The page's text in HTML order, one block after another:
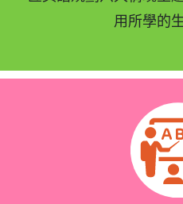
用所學的